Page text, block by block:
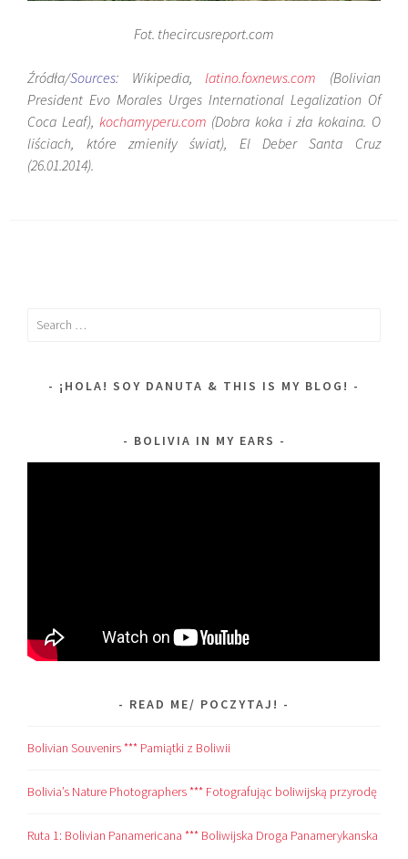
Fot. thecircusreport.com
Źródła/Sources: Wikipedia, latino.foxnews.com (Bolivian
President Evo Morales Urges International Legalization Of
Coca Leaf), kochamyperu.com (Dobra koka i zła kokaina. O
liściach, które zmieniły świat), El Deber Santa Cruz
(26.01.2014).
Search
¡HOLA! SOY DANUTA & THIS IS MY BLOG!
BOLIVIA IN MY EARS
READ ME/ POCZYTAJ!
Bolivian Souvenirs *** Pamiątki z Boliwii
Bolivia’s Nature Photographers *** Fotografując boliwijską przyrodę
Ruta 1: Bolivian Panamericana *** Boliwijska Droga Panamerykanska